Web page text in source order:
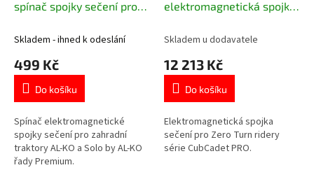
spínač spojky sečení pro
Skladem - ihned k odeslání
499 Kč
Do košíku
Spínač elektromagnetické
spojky sečení pro zahradní
traktory AL-KO a Solo by AL-KO
řady Premium.
elektromagnetická spojka
717-05192
Skladem u dodavatele
12 213 Kč
Do košíku
Elektromagnetická spojka
sečení pro Zero Turn ridery
série CubCadet PRO.